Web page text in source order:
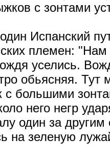
с зонтами
Испанский
племен:
уселись.
обьясняя.
с большими
него негр
один за
на зеленую